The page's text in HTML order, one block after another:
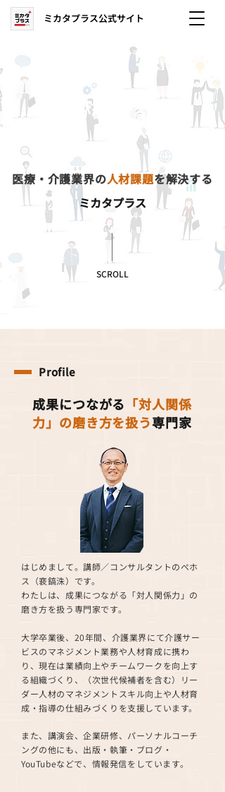
ミカタプラス公式サイト
チームが機能するカギは
「仕組み」と「対人関係力」
医療・介護業界の人材課題を解決する
ミカタプラス
SCROLL
Profile
成果につながる 「対人関係
力」の磨き方を扱う専門家
はじめまして。講師／コンサルタントのぺホ
ス（裵鎬洙）です。
わたしは、成果につながる「対人関係力」の
磨き方を扱う専門家です。
大学卒業後、20年間、介護業界にて介護サー
ビスのマネジメント業務や人材育成に携わ
り、現在は業績向上やチームワークを向上す
る組織づくり、（次世代候補者を含む）リー
ダー人材のマネジメントスキル向上や人材育
成・指導の仕組みづくりを支援しています。
また、講演会、企業研修、パーソナルコーチ
ングの他にも、出版・執筆・ブログ・
YouTubeなどで、情報発信をしています。